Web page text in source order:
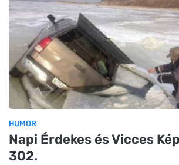
HUMOR
Napi Érdekes és Vicces
302.